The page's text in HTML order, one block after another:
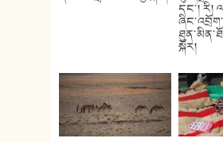
དང་། རི།
སྐོར།